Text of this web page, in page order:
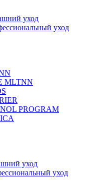
уход
уход
MLTNN
PROGRAM
уход
уход